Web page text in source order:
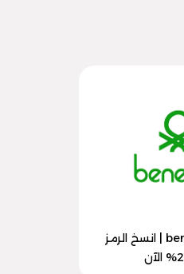
benetton coupon | انسخ الرمز